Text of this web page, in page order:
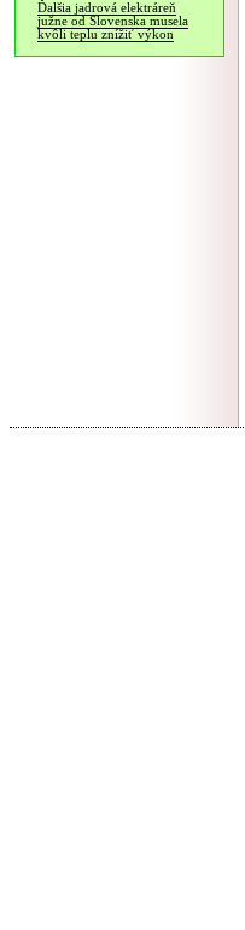
Ďalšia jadrová elektráreň
južne od Slovenska musela
kvôli teplu znížiť výkon